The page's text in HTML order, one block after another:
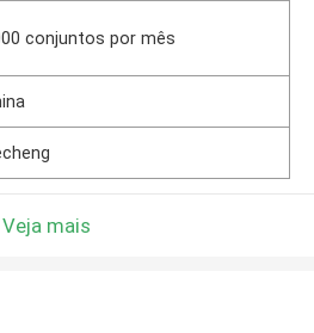
conjuntos por mês
Veja mais